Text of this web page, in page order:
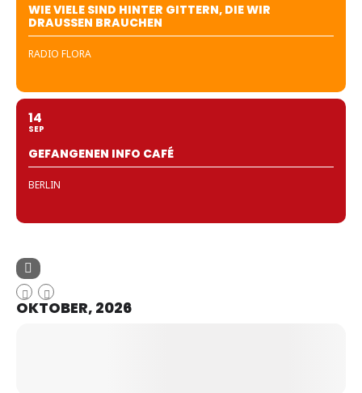
WIE VIELE SIND HINTER GITTERN, DIE WIR
DRAUSSEN BRAUCHEN
RADIO FLORA
14
SEP
GEFANGENEN INFO CAFÉ
BERLIN
OKTOBER, 2026